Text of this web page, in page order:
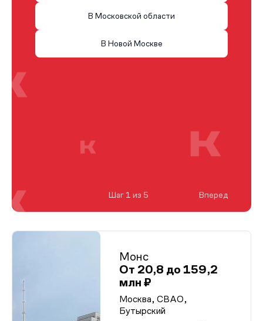
Монс
От 20,8 до 159,2
млн ₽
Москва, СВАО,
Бутырский
В Московской области
В Новой Москве
Шаг 1 из 5 Вперед